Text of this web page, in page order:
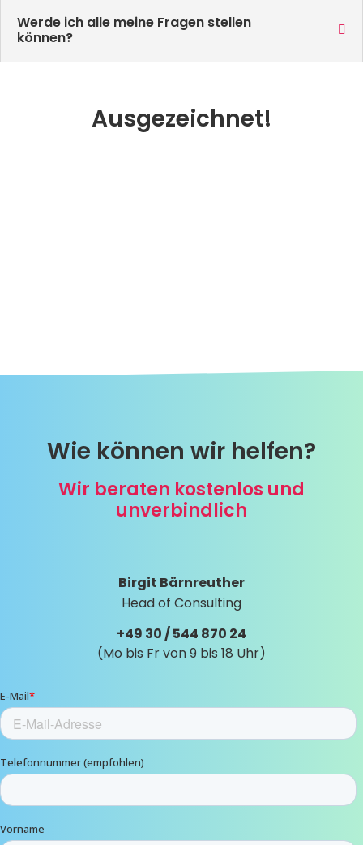
Werde ich alle meine Fragen stellen
können?
Ausgezeichnet!
Wie können wir helfen?
Wir beraten kostenlos und
unverbindlich
Birgit Bärnreuther
Head of Consulting
+49 30 / 544 870 24
(Mo bis Fr von 9 bis 18 Uhr)